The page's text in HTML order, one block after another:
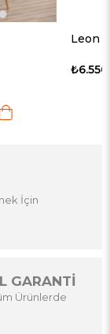
İçin
GARANTİ
Ürünlerde